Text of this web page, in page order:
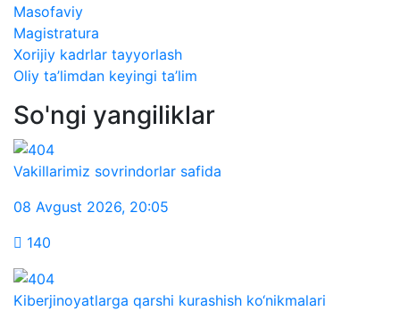
Masofaviy
Magistratura
Xorijiy kadrlar tayyorlash
Oliy ta’limdan keyingi ta’lim
So'ngi yangiliklar
Vakillarimiz sovrindorlar safida
08 Avgust 2026, 20:05
140
Kiberjinoyatlarga qarshi kurashish ko‘nikmalari